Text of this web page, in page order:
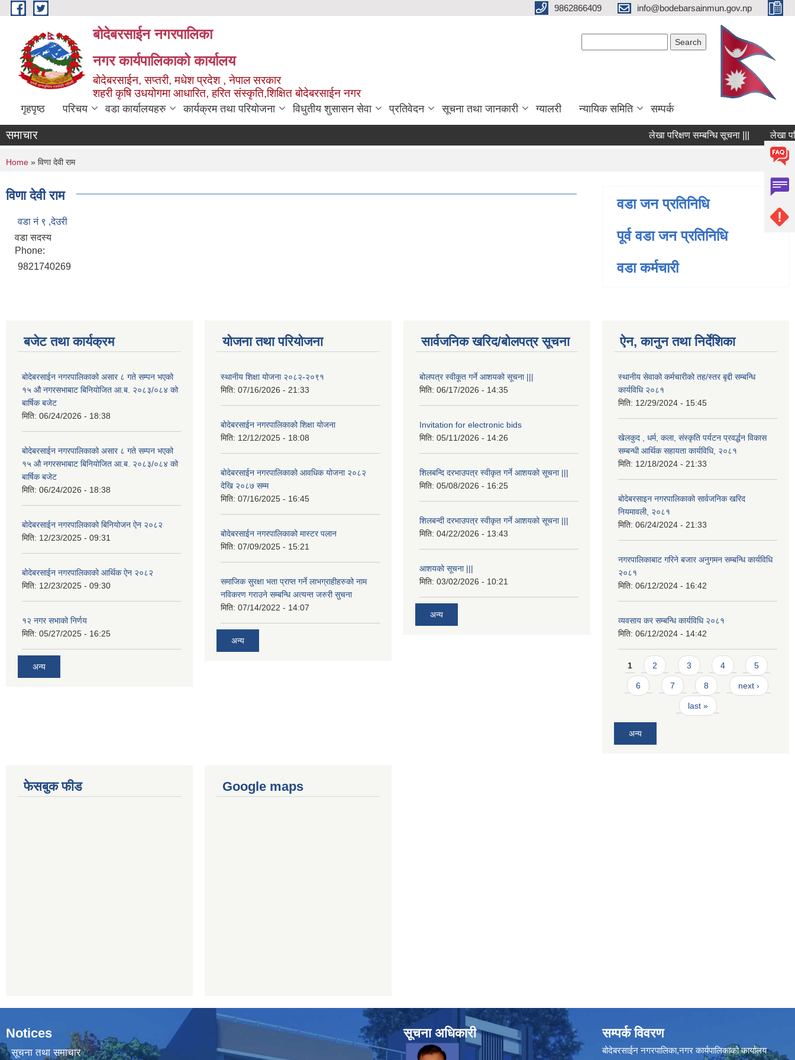
Skip to main content 9862866409 info@bodebarsainmun.gov.np
बोदेबरसाईन नगरपालिका
नगर कार्यपालिकाको कार्यालय
बोदेबरसाईन, सप्तरी, मधेश प्रदेश , नेपाल सरकार
शहरी कृषि उधयोगमा आधारित, हरित संस्कृति,शिक्षित बोदेबरसाईन नगर
गृहपृष्ठ परिचय वडा कार्यालयहरु कार्यक्रम तथा परियोजना विधुतीय शुसासन सेवा प्रतिवेदन सूचना तथा जानकारी ग्यालरी न्यायिक समिति सम्पर्क
समाचार लेखा परिक्षण सम्बन्धि सूचना ||| लेखा
You are here
Home » विणा देवी राम
विणा देवी राम
वडा नं‌ ९ ,देउरी
वडा सदस्य
Phone:
9821740269
वडा जन प्रतिनिधि
पूर्व वडा जन प्रतिनिधि
वडा कर्मचारी
बजेट तथा कार्यक्रम
बोदेबरसाईन नगरपालिकाको असार ८ गते सम्पन भएको
१५ ‍‍‍औ नगरसभाबाट बिनियोजित आ.ब. २०८३/०८४ को
बार्षिक बजेट
मिति: 06/24/2026 - 18:38
बोदेबरसाईन नगरपालिकाको असार ८ गते सम्पन भएको
१५ ‍‍‍औ नगरसभाबाट बिनियोजित आ.ब. २०८३/०८४ को
बार्षिक बजेट
मिति: 06/24/2026 - 18:38
बोदेबरसाईन नगरपालिकाको बिनियोजन ऐन २०८२
मिति: 12/23/2025 - 09:31
बोदेबरसाईन नगरपालिकाको आर्थिक ऐन २०८२
मिति: 12/23/2025 - 09:30
१२ नगर सभाको निर्णय
मिति: 05/27/2025 - 16:25
अन्य
योजना तथा परियोजना
स्थानीय शिक्षा योजना २०८२-२०९१
मिति: 07/16/2026 - 21:33
बोदेबरसाईन नगरपालिकाको शिक्षा योजना
मिति: 12/12/2025 - 18:08
बोदेबरसाईन नगरपालिकाको आवधिक योजना २०८२
देखि २०८७ सम्म
मिति: 07/16/2025 - 16:45
बोदेबरसाईन नगरपालिकाको मास्टर पलान
मिति: 07/09/2025 - 15:21
समाजिक सुरक्षा भता प्राप्त गर्ने लाभग्राहीहरुको नाम
नविकरण गराउने सम्बन्धि अत्यन्त जरुरी सुचना
मिति: 07/14/2022 - 14:07
अन्य
सार्वजनिक खरिद/बोलपत्र सूचना
बोलपत्र स्वीकूत गर्ने आशयको सूचना |||
मिति: 06/17/2026 - 14:35
Invitation for electronic bids
मिति: 05/11/2026 - 14:26
शिलबन्दि दरभाउपत्र स्वीकृत गर्ने आशयको सूचना |||
मिति: 05/08/2026 - 16:25
शिलबन्दी दरभाउपत्र स्वीकृत गर्ने आशयको सूचना |||
मिति: 04/22/2026 - 13:43
आशयको सूचना |||
मिति: 03/02/2026 - 10:21
अन्य
ऐन, कानुन तथा निर्देशिका
स्थानीय सेवाको कर्मचारीको तह/स्तर बृद्दी सम्बन्धि
कार्यविधि २०८१
मिति: 12/29/2024 - 15:45
खेलकुद , धर्म, कला, संस्कृति पर्यटन प्रवर्द्धन विकास
सम्बन्धी आर्थिक सहायता कार्यविधि, २०८१
मिति: 12/18/2024 - 21:33
बोदेबरसाइन नगरपालिकाको सार्वजनिक खरिद
नियमावली, २०८१
मिति: 06/24/2024 - 21:33
नगरपालिकाबाट गरिने बजार अनुगमन सम्बन्धि कार्यविधि
२०८१
मिति: 06/12/2024 - 16:42
व्यवसाय कर सम्बन्धि कार्यविधि २०८१
मिति: 06/12/2024 - 14:42
Pages
1 2 3 4 5
6 7 8 next ›
last »
अन्य
फेसबुक फीड Google maps
Notices
सूचना तथा समाचार
सूचना अधिकारी सम्पर्क विवरण
बोदेबरसाईन नगरपालिका,नगर कार्यपालिकाको कार्यालय